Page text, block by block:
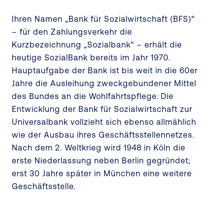
Ihren Namen „Bank für Sozialwirtschaft (BFS)“
– für den Zahlungsverkehr die
Kurzbezeichnung „Sozialbank“ – erhält die
heutige SozialBank bereits im Jahr 1970.
Hauptaufgabe der Bank ist bis weit in die 60er
Jahre die Ausleihung zweckgebundener Mittel
des Bundes an die Wohlfahrtspflege. Die
Entwicklung der Bank für Sozialwirtschaft zur
Universalbank vollzieht sich ebenso allmählich
wie der Ausbau ihres Geschäftsstellennetzes.
Nach dem 2. Weltkrieg wird 1948 in Köln die
erste Niederlassung neben Berlin gegründet;
erst 30 Jahre später in München eine weitere
Geschäftsstelle.